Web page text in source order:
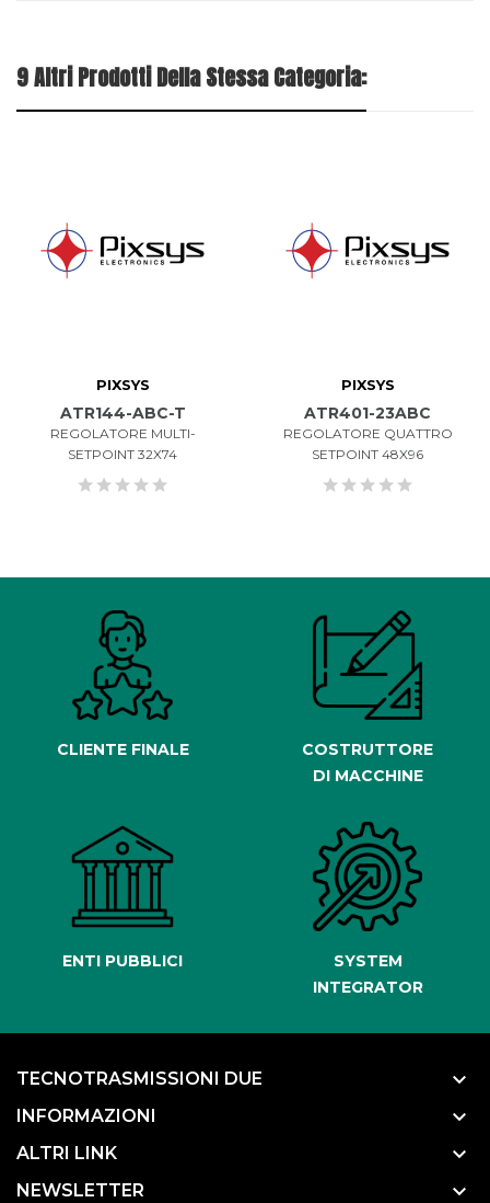
9 Altri Prodotti Della Stessa Categoria:
PIXSYS
ATR144-ABC-T
REGOLATORE MULTI-
SETPOINT 32X74
PIXSYS
ATR401-23ABC
REGOLATORE QUATTRO
SETPOINT 48X96
CLIENTE FINALE
COSTRUTTORE
DI MACCHINE
ENTI PUBBLICI
SYSTEM
INTEGRATOR
TECNOTRASMISSIONI DUE keyboard_arrow_down
INFORMAZIONI keyboard_arrow_down
ALTRI LINK keyboard_arrow_down
NEWSLETTER keyboard_arrow_down